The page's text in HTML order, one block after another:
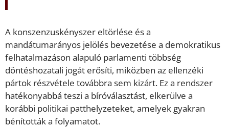
A konszenzuskényszer eltörlése és a
mandátumarányos jelölés bevezetése a demokratikus
felhatalmazáson alapuló parlamenti többség
döntéshozatali jogát erősíti, miközben az ellenzéki
pártok részvétele továbbra sem kizárt. Ez a rendszer
hatékonyabbá teszi a bíróválasztást, elkerülve a
korábbi politikai patthelyzeteket, amelyek gyakran
bénították a folyamatot.